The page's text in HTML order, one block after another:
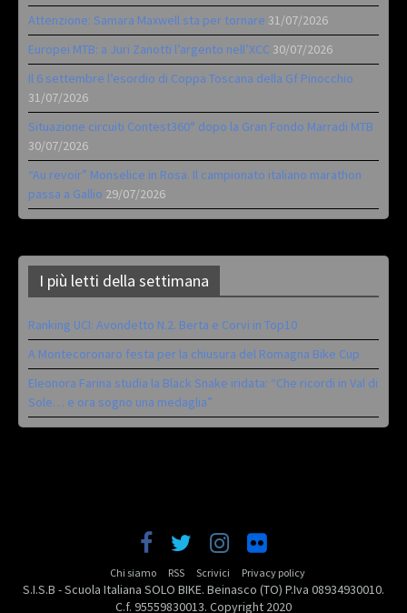
Attenzione: Samara Maxwell sta per tornare 31/07/2026
Europei MTB: a Juri Zanotti l’argento nell’XCC 30/07/2026
Il 6 settembre l’esordio di Coppa Toscana della Gf Pinocchio
31/07/2026
Situazione circuiti Contest360° dopo la Gran Fondo Marradi MTB
30/07/2026
“Au revoir” Monselice in Rosa. Il campionato italiano marathon
passa a Gallio 29/07/2026
I più letti della settimana
Ranking UCI: Avondetto N.2. Berta e Corvi in Top10
A Montecoronaro festa per la chiusura del Romagna Bike Cup
Eleonora Farina studia la Black Snake iridata: “Che ricordi in Val di
Sole… e ora sogno una medaglia”
Chi siamo RSS Scrivici Privacy policy
S.I.S.B - Scuola Italiana SOLO BIKE. Beinasco (TO) P.Iva 08934930010.
C.f. 95559830013. Copyright 2020